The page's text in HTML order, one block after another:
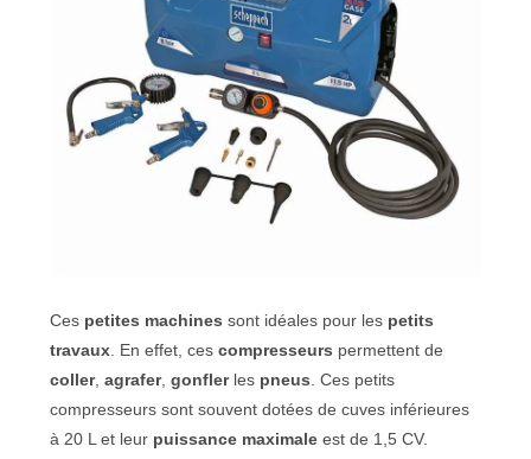
Ces petites machines sont idéales pour les petits
travaux . En effet, cescompresseurs permettent de
coller,agrafer,gonflerles pneus . Ces petits
compresseurs sont souvent dotées de cuves inférieures
à 20 L et leur puissance maximale est de 1,5 CV.